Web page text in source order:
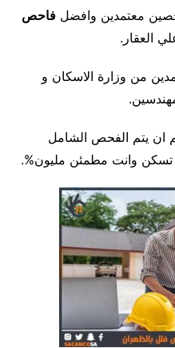
معتمدين وافضل فاحص
العقار.
من وزارة الاسكان و
ان يتم الفحص الشامل
وانت مطمئن مليون%.